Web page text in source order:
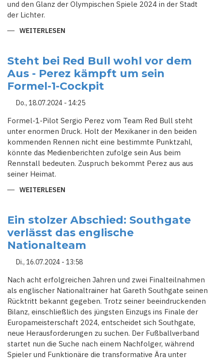
und den Glanz der Olympischen Spiele 2024 in der Stadt
der Lichter.
WEITERLESEN
VON
PARIS:
EIN
EINZIGARTIGES
OLYMPISCHES
ERLEBNIS
Steht bei Red Bull wohl vor dem
Aus - Perez kämpft um sein
Formel-1-Cockpit
Do., 18.07.2024 - 14:25
Formel-1-Pilot Sergio Perez vom Team Red Bull steht
unter enormen Druck. Holt der Mexikaner in den beiden
kommenden Rennen nicht eine bestimmte Punktzahl,
könnte das Medienberichten zufolge sein Aus beim
Rennstall bedeuten. Zuspruch bekommt Perez aus aus
seiner Heimat.
WEITERLESEN
BULL
WOHL
VOR
DEM
AUS
-
PEREZ
KÄMPFT
SEIN
FORMEL-
1-
COCKPIT
Ein stolzer Abschied: Southgate
verlässt das englische
Nationalteam
Di., 16.07.2024 - 13:58
Nach acht erfolgreichen Jahren und zwei Finalteilnahmen
als englischer Nationaltrainer hat Gareth Southgate seinen
Rücktritt bekannt gegeben. Trotz seiner beeindruckenden
Bilanz, einschließlich des jüngsten Einzugs ins Finale der
Europameisterschaft 2024, entscheidet sich Southgate,
neue Herausforderungen zu suchen. Der Fußballverband
startet nun die Suche nach einem Nachfolger, während
Spieler und Funktionäre die transformative Ära unter